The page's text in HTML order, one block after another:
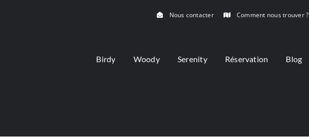
Nous contacter Comment nous trouver ?
Birdy Woody Serenity Réservation Blog